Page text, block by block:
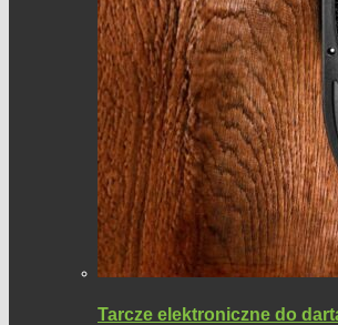
Tarcze elektroniczne do